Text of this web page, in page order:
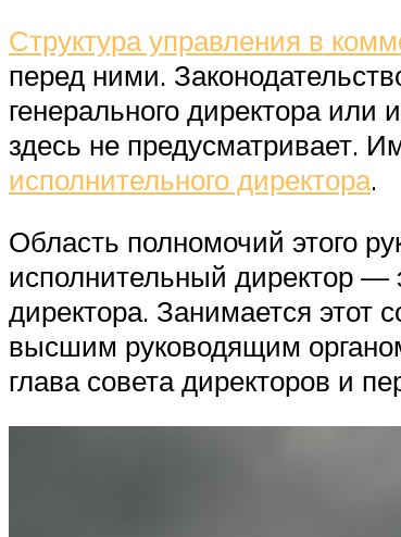
Структура управления в
перед ними.
генерального директора или
здесь не предусматривает.
исполнительного директора.
Область полномочий этого
исполнительный директор —
директора. Занимается этот
высшим руководящим
глава совета директоров и